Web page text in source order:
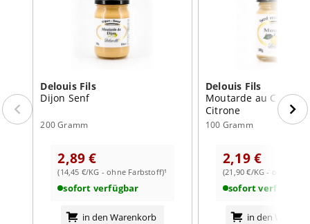
Delouis Fils
Dijon Senf
200 Gramm
2,89 €
(14,45 €/KG - ohne Farbstoff)¹
sofort verfügbar
in den Warenkorb
Delouis Fils
Moutarde au Citron
Citrone
100 Gramm
2,19 €
(21,90 €/KG - ohne
sofort verfügbar
in den